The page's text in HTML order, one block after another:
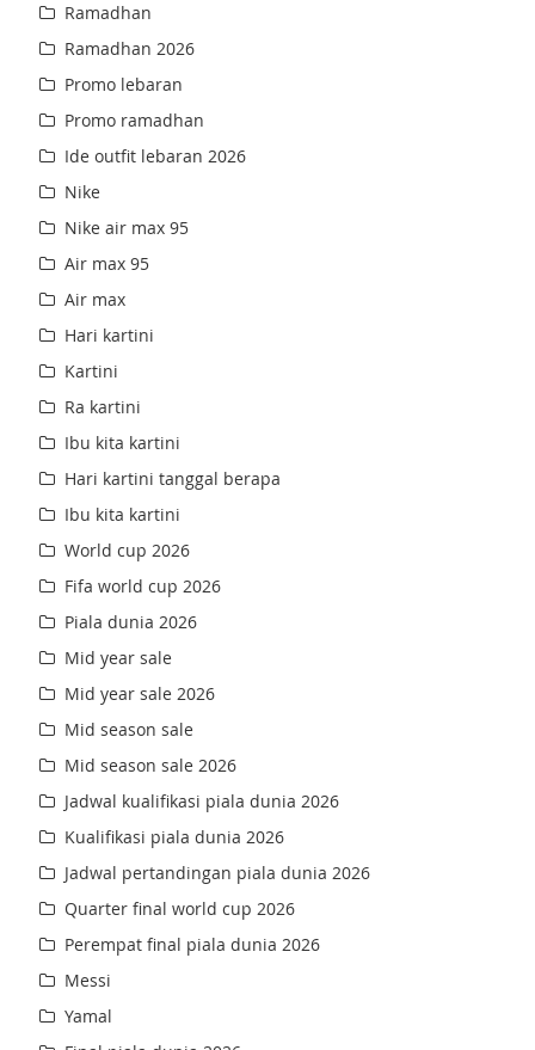
Ramadhan
Ramadhan 2026
Promo lebaran
Promo ramadhan
Ide outfit lebaran 2026
Nike
Nike air max 95
Air max 95
Air max
Hari kartini
Kartini
Ra kartini
Ibu kita kartini
Hari kartini tanggal berapa
Ibu kita kartini
World cup 2026
Fifa world cup 2026
Piala dunia 2026
Mid year sale
Mid year sale 2026
Mid season sale
Mid season sale 2026
Jadwal kualifikasi piala dunia 2026
Kualifikasi piala dunia 2026
Jadwal pertandingan piala dunia 2026
Quarter final world cup 2026
Perempat final piala dunia 2026
Messi
Yamal